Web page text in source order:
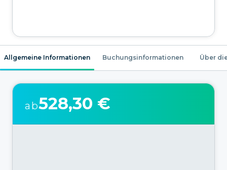
Allgemeine Informationen Buchungsinformationen Über
ab528,30 €